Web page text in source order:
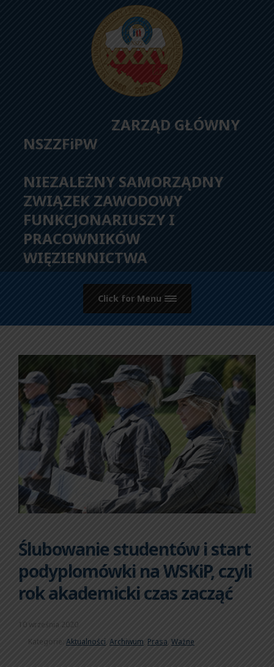
ZARZĄD GŁÓWNY
NSZZFiPW
NIEZALEŻNY SAMORZĄDNY
ZWIĄZEK ZAWODOWY
FUNKCJONARIUSZY I
PRACOWNIKÓW
WIĘZIENNICTWA
Click for Menu
Ślubowanie studentów i start
podyplomówki na WSKiP, czyli
rok akademicki czas zacząć
10 września 2020
Kategorie: Aktualności, Archiwum Prasa, Ważne